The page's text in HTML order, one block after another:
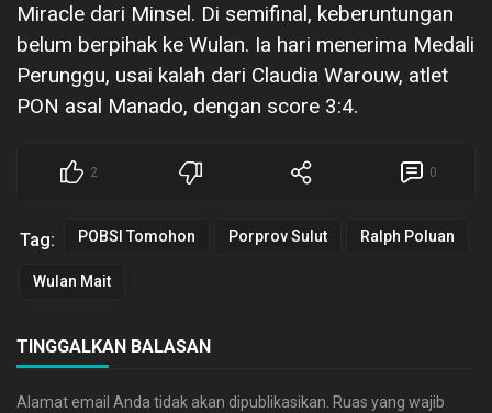
Miracle dari Minsel. Di semifinal, keberuntungan
belum berpihak ke Wulan. Ia hari menerima Medali
Perunggu, usai kalah dari Claudia Warouw, atlet
PON asal Manado, dengan score 3:4.
2 0
Tag: POBSI Tomohon Porprov Sulut Ralph Poluan
Wulan Mait
TINGGALKAN BALASAN
Alamat email Anda tidak akan dipublikasikan. Ruas yang wajib